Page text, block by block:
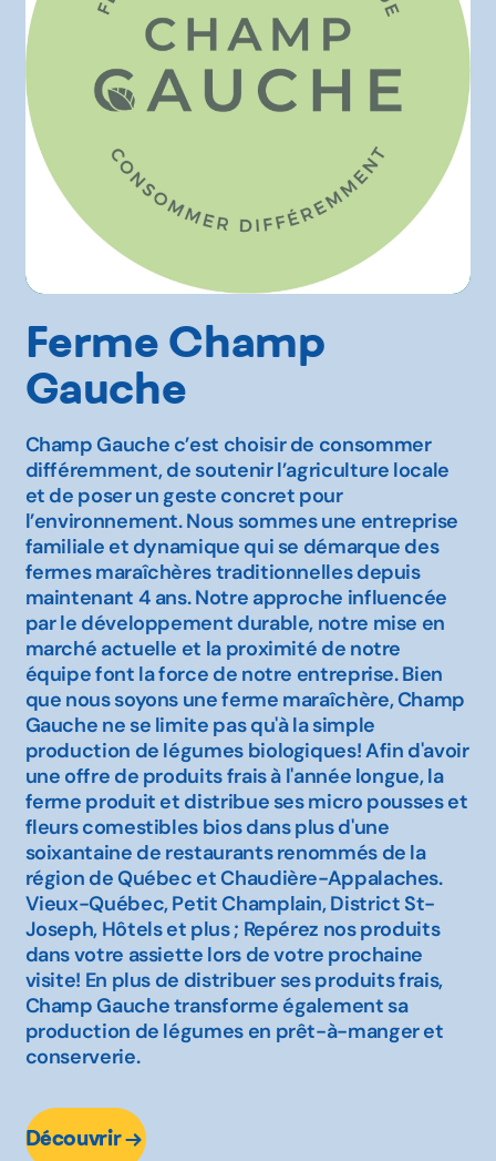
Ferme Champ
Gauche
Champ Gauche c’est choisir de consommer
différemment, de soutenir l’agriculture locale
et de poser un geste concret pour
l’environnement. Nous sommes une entreprise
familiale et dynamique qui se démarque des
fermes maraîchères traditionnelles depuis
maintenant 4 ans. Notre approche influencée
par le développement durable, notre mise en
marché actuelle et la proximité de notre
équipe font la force de notre entreprise. Bien
que nous soyons une ferme maraîchère, Champ
Gauche ne se limite pas qu'à la simple
production de légumes biologiques! Afin d'avoir
une offre de produits frais à l'année longue, la
ferme produit et distribue ses micro pousses et
fleurs comestibles bios dans plus d'une
soixantaine de restaurants renommés de la
région de Québec et Chaudière-Appalaches.
Vieux-Québec, Petit Champlain, District St-
Joseph, Hôtels et plus ; Repérez nos produits
dans votre assiette lors de votre prochaine
visite! En plus de distribuer ses produits frais,
Champ Gauche transforme également sa
production de légumes en prêt-à-manger et
conserverie.
Découvrir